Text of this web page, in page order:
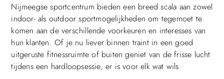
Nijmeegse sportcentrum bieden een breed scala aan zowel
indoor- als outdoor sportmogelijkheden om tegemoet te
komen aan de verschillende voorkeuren en interesses van
hun klanten. Of je nu liever binnen traint in een goed
uitgeruste fitnessruimte of buiten geniet van de frisse lucht
tijdens een hardloopsessie, er is voor elk wat wils.